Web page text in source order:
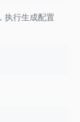
执行生成配置